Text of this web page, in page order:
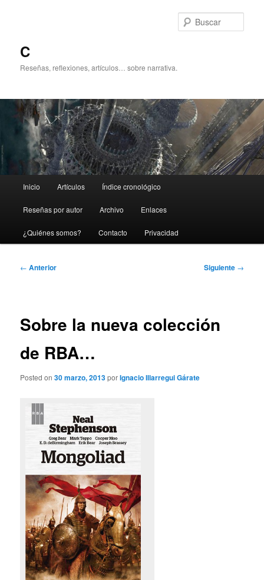
C
Reseñas, reflexiones, artículos… sobre narrativa.
principal
Inicio Artículos Índice cronológico
Reseñas por autor Archivo Enlaces
¿Quiénes somos? Contacto Privacidad
Navegación
← Anterior Siguiente →
Sobre la nueva colección
de RBA…
Posted on30 marzo, 2013porIgnacio Illarregui Gárate